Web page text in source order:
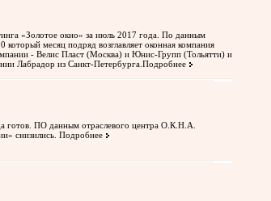
«Золотое окно» за июль 2017 года. По данным
месяц подряд возглавляет оконная компания
- Велис Пласт (Москва) и Юнис-Групп (Тольятти) и
Лабрадор из Санкт-Петербурга. Подробнее
готов. ПО данным отраслевого центра О.К.Н.А.
снизились. Подробнее